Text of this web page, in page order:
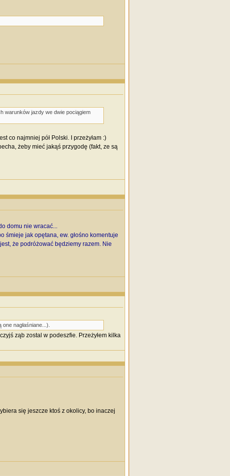
warunków jazdy we dwie pociągiem
co najmniej pół Polski. I przeżyłam :)
żeby mieć jakąś przygodę (fakt, ze są
domu nie wracać...
śmieje jak opętana, ew. głośno komentuje
że podróżować będziemy razem. Nie
nagłaśniane...).
ząb zostal w podeszfie. Przeżyłem kilka
się jeszcze ktoś z okolicy, bo inaczej